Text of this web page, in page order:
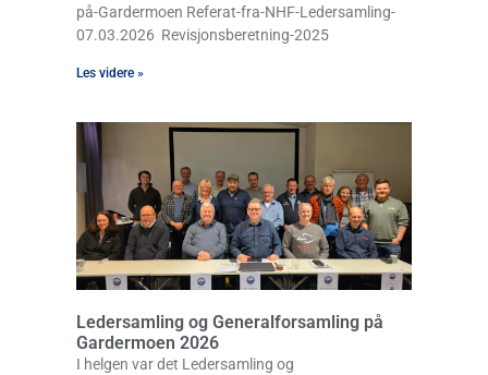
på-Gardermoen Referat-fra-NHF-Ledersamling-
07.03.2026 Revisjonsberetning-2025
Les videre »
Ledersamling og Generalforsamling på
Gardermoen 2026
I helgen var det Ledersamling og